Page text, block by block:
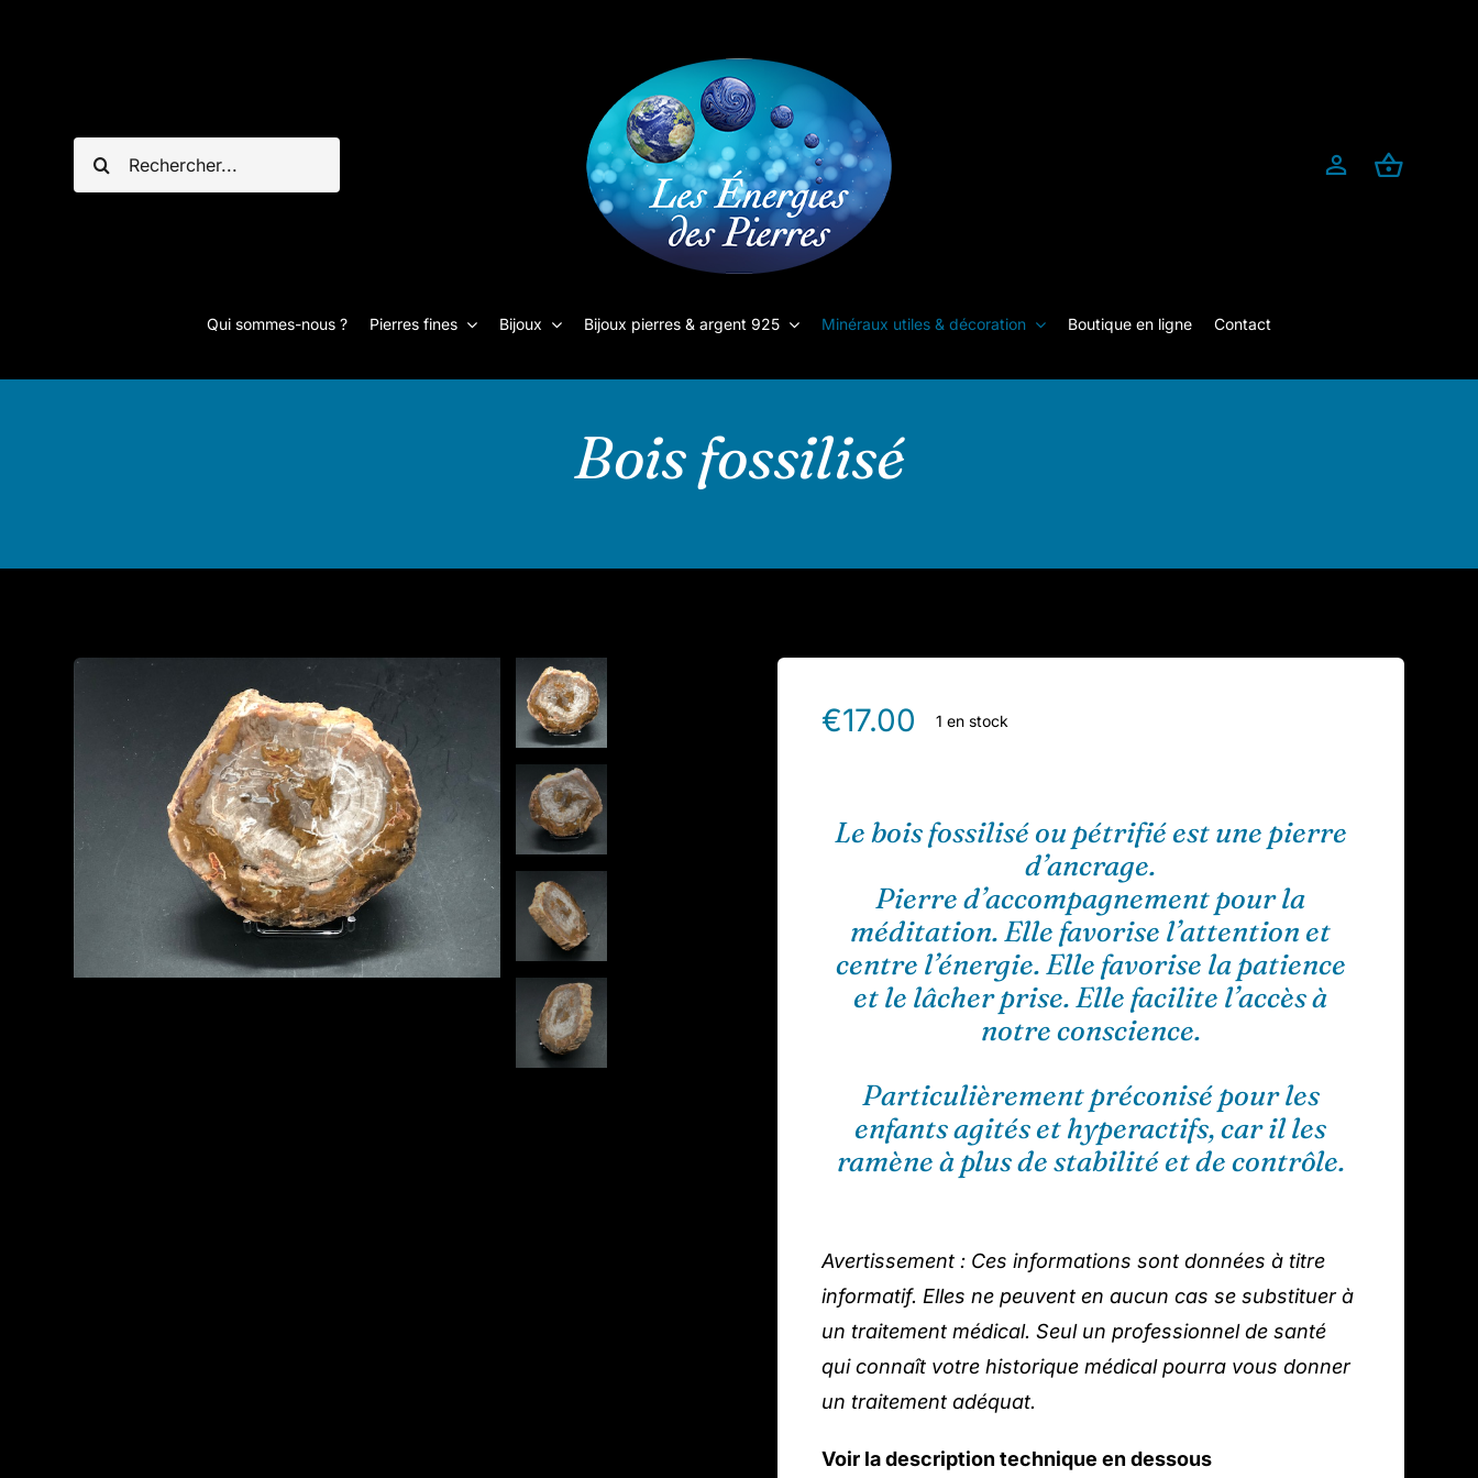
Rechercher:
Qui sommes-nous ? Pierres fines Bijoux Bijoux pierres & argent 925 Minéraux utiles & décoration Boutique en ligne Contact
Bois fossilisé
€17.00 1 en stock
Le bois fossilisé ou pétrifié est une pierre
d’ancrage.
Pierre d’accompagnement pour la
méditation. Elle favorise l’attention et
centre l’énergie. Elle favorise la patience
et le lâcher prise. Elle facilite l’accès à
notre conscience.
Particulièrement préconisé pour les
enfants agités et hyperactifs, car il les
ramène à plus de stabilité et de contrôle.
Avertissement : Ces informations sont données à titre
informatif. Elles ne peuvent en aucun cas se substituer à
un traitement médical. Seul un professionnel de santé
qui connaît votre historique médical pourra vous donner
un traitement adéquat.
Voir la description technique en dessous